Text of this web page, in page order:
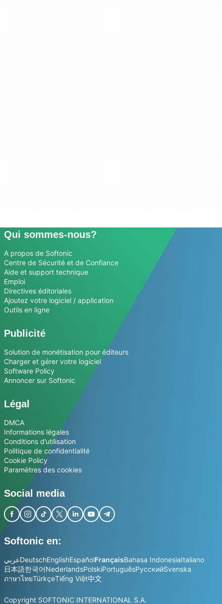
Qui sommes-nous?
A propos de Softonic
Centre de Sécurité et de Confiance
Aide et support technique
Emploi
Directives éditoriales
Ajoutez votre logiciel / application
Outils en ligne
Publicité
Solution de monétisation pour éditeurs
Charger et gérer votre logiciel
Software Policy
Annoncer sur Softonic
Légal
DMCA
Informations légales
Conditions d’utilisation
Politique de confidentialité
Cookie Policy
Paramètres des cookies
Social media
Softonic en:
عربيDeutschEnglishEspañolFrançaisBahasa IndonesiaItaliano
日本語한국어NederlandsPolskiPortuguêsРусскийSvenska
ภาษาไทยTürkçeTiếng Việt中文
Copyright SOFTONIC INTERNATIONAL S.A.